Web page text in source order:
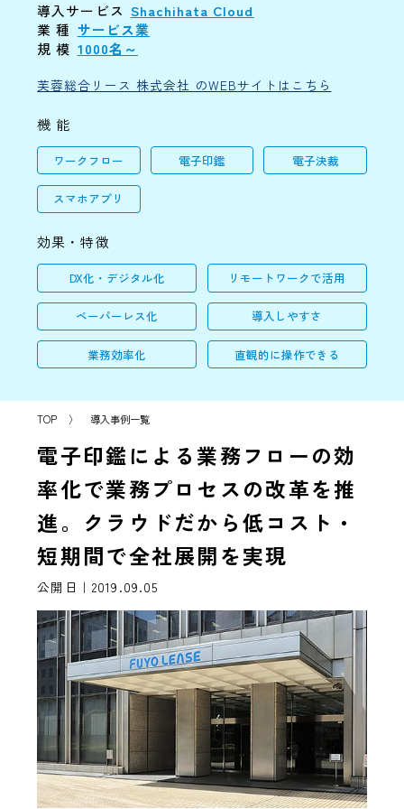
導入サービス Shachihata Cloud
業 種 サービス業
規 模 1000名～
芙蓉総合リース 株式会社 のWEBサイトはこちら
機 能
ワークフロー 電子印鑑 電子決裁
スマホアプリ
効果・特徴
DX化・デジタル化 リモートワークで活用
ペーパーレス化 導入しやすさ
業務効率化 直観的に操作できる
TOP 〉 導入事例一覧
電子印鑑による業務フローの効
率化で業務プロセスの改革を推
進。クラウドだから低コスト・
短期間で全社展開を実現
公開日｜2019.09.05